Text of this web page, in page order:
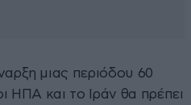
μιας περιόδου 60
ΗΠΑ και το Ιράν θα πρέπει